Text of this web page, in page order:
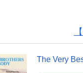
The Very